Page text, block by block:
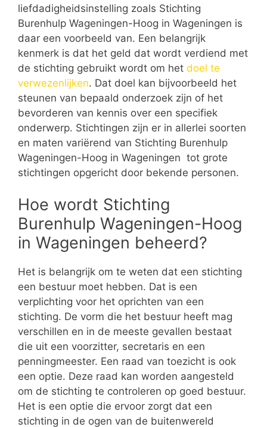
liefdadigheidsinstelling zoals Stichting
Burenhulp Wageningen-Hoog in Wageningen is
daar een voorbeeld van. Een belangrijk
kenmerk is dat het geld dat wordt verdiend met
de stichting gebruikt wordt om het doel te
verwezenlijken. Dat doel kan bijvoorbeeld het
steunen van bepaald onderzoek zijn of het
bevorderen van kennis over een specifiek
onderwerp. Stichtingen zijn er in allerlei soorten
en maten variërend van Stichting Burenhulp
Wageningen-Hoog in Wageningen tot grote
stichtingen opgericht door bekende personen.
Hoe wordt Stichting
Burenhulp Wageningen-Hoog
in Wageningen beheerd?
Het is belangrijk om te weten dat een stichting
een bestuur moet hebben. Dat is een
verplichting voor het oprichten van een
stichting. De vorm die het bestuur heeft mag
verschillen en in de meeste gevallen bestaat
die uit een voorzitter, secretaris en een
penningmeester. Een raad van toezicht is ook
een optie. Deze raad kan worden aangesteld
om de stichting te controleren op goed bestuur.
Het is een optie die ervoor zorgt dat een
stichting in de ogen van de buitenwereld